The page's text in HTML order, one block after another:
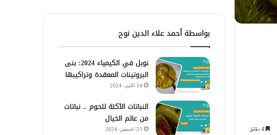
بواسطة أحمد علاء الدين نوح
نوبل في الكيمياء 2024: بنى
البروتينات المعقدة وتراكيبها
14 أكتوبر، 2024
النباتات الآكلة للحوم .. نباتات
من عالم الخيال
23 أغسطس، 2024